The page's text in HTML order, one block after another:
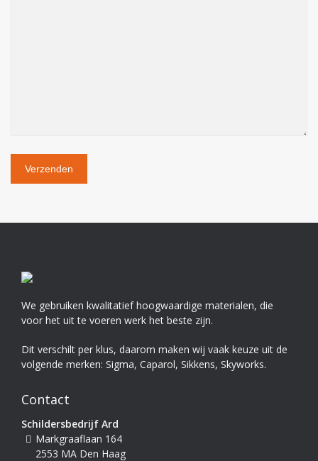
We gebruiken kwalitatief hoogwaardige materialen, die
voor het uit te voeren werk het beste zijn.
Dit verschilt per klus, daarom maken wij vaak keuze uit de
volgende merken: Sigma, Caparol, Sikkens, Skyworks.
Contact
Schildersbedrijf Ard
Markgraaflaan 164
2553 MA Den Haag